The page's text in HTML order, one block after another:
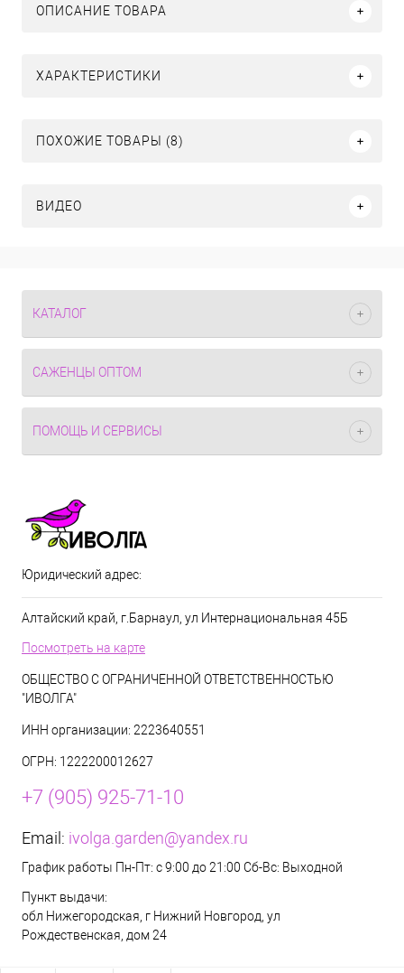
ОПИСАНИЕ ТОВАРА
ХАРАКТЕРИСТИКИ
ПОХОЖИЕ ТОВАРЫ (8)
ВИДЕО
КАТАЛОГ
САЖЕНЦЫ ОПТОМ
ПОМОЩЬ И СЕРВИСЫ
Юридический адрес:
Алтайский край, г.Барнаул, ул Интернациональная 45Б
Посмотреть на карте
ОБЩЕСТВО С ОГРАНИЧЕННОЙ ОТВЕТСТВЕННОСТЬЮ
"ИВОЛГА"
ИНН организации: 2223640551
ОГРН: 1222200012627
+7 (905) 925-71-10
Email: ivolga.garden@yandex.ru
График работы Пн-Пт: с 9:00 до 21:00 Сб-Вс: Выходной
Пункт выдачи:
обл Нижегородская, г Нижний Новгород, ул
Рождественская, дом 24